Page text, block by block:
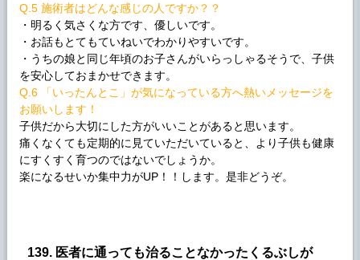
Q.5 施術者はどんな感じの人ですか？？
・明るく気さくな方です、優しいです。
・お話もとてもていねいでわかりやすいです。
・うちの娘と同じ年頃のお子さんがいらっしゃるそうで、子供
を安心しておまかせできます。
Q.6 「いったんとこ」が気になっている方へ熱いメッセージを
お願いします！
子供だから大切にした方がいいことがあると思います。
痛くなくても定期的に見ていただいていると、より子供も健康
にすくすく育つのではないでしょうか。
楽になるせいか集中力がUP！！します。是非どうぞ。
139. 医者に通っても治ることなかったくるぶしが